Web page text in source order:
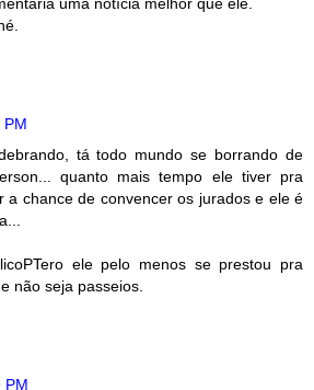
PM
tá todo mundo se borrando de
quanto mais tempo ele tiver pra
a chance de convencer os jurados e ele é
ele pelo menos se prestou pra
não seja passeios.
PM